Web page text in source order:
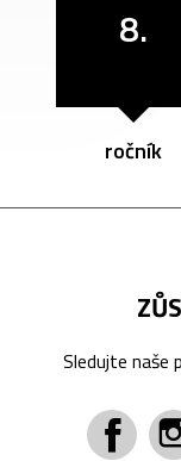
8.
ročník
Sledujte naše